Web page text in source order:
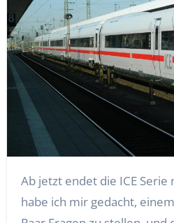
Ab jetzt endet die ICE Serie mit dem ICE 4. Dafür
habe ich mir gedacht,